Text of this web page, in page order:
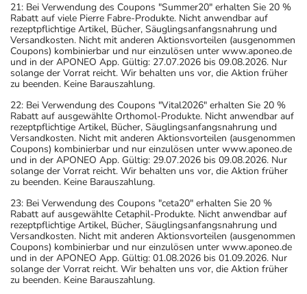
21: Bei Verwendung des Coupons "Summer20" erhalten Sie 20 %
Rabatt auf viele Pierre Fabre-Produkte. Nicht anwendbar auf
rezeptpflichtige Artikel, Bücher, Säuglingsanfangsnahrung und
Versandkosten. Nicht mit anderen Aktionsvorteilen (ausgenommen
Coupons) kombinierbar und nur einzulösen unter www.aponeo.de
und in der APONEO App. Gültig: 27.07.2026 bis 09.08.2026. Nur
solange der Vorrat reicht. Wir behalten uns vor, die Aktion früher
zu beenden. Keine Barauszahlung.
22: Bei Verwendung des Coupons "Vital2026" erhalten Sie 20 %
Rabatt auf ausgewählte Orthomol-Produkte. Nicht anwendbar auf
rezeptpflichtige Artikel, Bücher, Säuglingsanfangsnahrung und
Versandkosten. Nicht mit anderen Aktionsvorteilen (ausgenommen
Coupons) kombinierbar und nur einzulösen unter www.aponeo.de
und in der APONEO App. Gültig: 29.07.2026 bis 09.08.2026. Nur
solange der Vorrat reicht. Wir behalten uns vor, die Aktion früher
zu beenden. Keine Barauszahlung.
23: Bei Verwendung des Coupons "ceta20" erhalten Sie 20 %
Rabatt auf ausgewählte Cetaphil-Produkte. Nicht anwendbar auf
rezeptpflichtige Artikel, Bücher, Säuglingsanfangsnahrung und
Versandkosten. Nicht mit anderen Aktionsvorteilen (ausgenommen
Coupons) kombinierbar und nur einzulösen unter www.aponeo.de
und in der APONEO App. Gültig: 01.08.2026 bis 01.09.2026. Nur
solange der Vorrat reicht. Wir behalten uns vor, die Aktion früher
zu beenden. Keine Barauszahlung.